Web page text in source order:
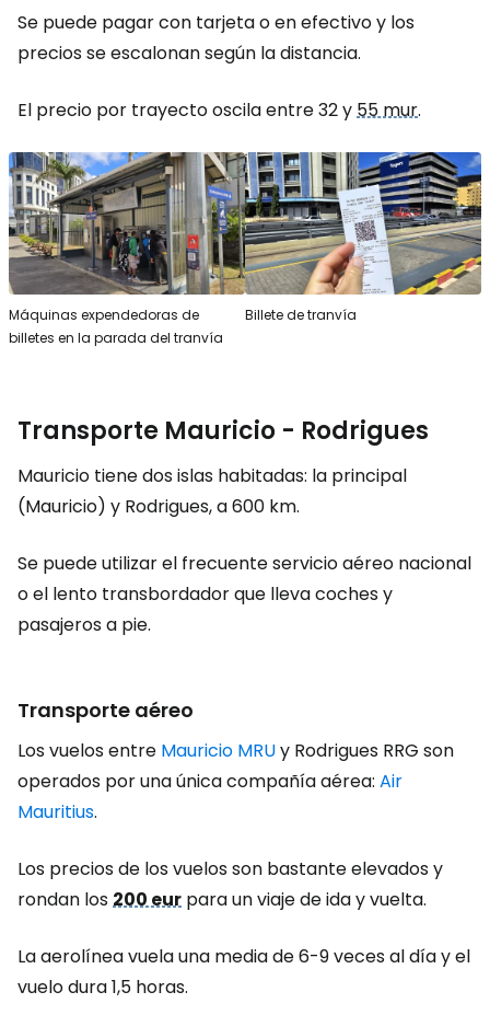
Se puede pagar con tarjeta o en efectivo y los
precios se escalonan según la distancia.
El precio por trayecto oscila entre 32 y55 mur.
Máquinas expendedoras de
billetes en la parada del tranvía
Billete de tranvía
Transporte Mauricio - Rodrigues
Mauricio tiene dos islas habitadas: la principal
(Mauricio) y Rodrigues, a 600 km.
Se puede utilizar el frecuente servicio aéreo nacional
o el lento transbordador que lleva coches y
pasajeros a pie.
Transporte aéreo
Los vuelos entre Mauricio MRUy Rodrigues RRG son
operados por una única compañía aérea: Air
Mauritius.
Los precios de los vuelos son bastante elevados y
rondan los200 eur para un viaje de ida y vuelta.
La aerolínea vuela una media de 6-9 veces al día y el
vuelo dura 1,5 horas.